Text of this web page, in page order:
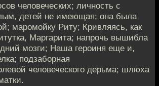
человеческих; личность с
детей не имеющая; она была
маромойку Риту; Кривляясь, как
Маргарита; напрочь вышибла
мозги; Наша героиня еще и,
подзаборная
человеческого дерьма; шлюха